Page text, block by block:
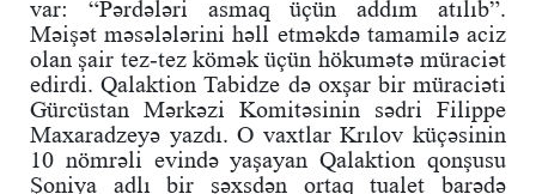
var: “Pərdələri asmaq üçün addım atılıb”.
Məişət məsələlərini həll etməkdə tamamilə aciz
olan şair tez-tez kömək üçün hökumətə müraciət
edirdi. Qalaktion Tabidze də oxşar bir müraciəti
Gürcüstan Mərkəzi Komitəsinin sədri Filippe
Maxaradzeyə yazdı. O vaxtlar Krılov küçəsinin
10 nömrəli evində yaşayan Qalaktion qonşusu
Şoniya adlı bir şəxsdən ortaq tualet barədə